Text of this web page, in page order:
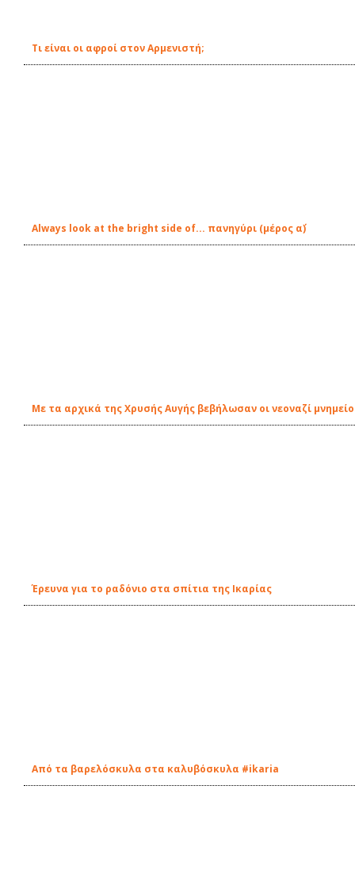
Τι είναι οι αφροί στον Αρμενιστή;
Always look at the bright side of... πανηγύρι (μέρος α΄)
Με τα αρχικά της Χρυσής Αυγής βεβήλωσαν οι νεοναζί
Έρευνα για το ραδόνιο στα σπίτια της Ικαρίας
Από τα βαρελόσκυλα στα καλυβόσκυλα #ikaria